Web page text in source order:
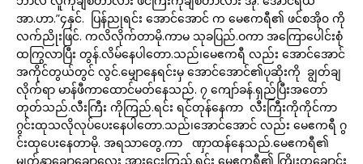
အာ.ဟာ.”၄နှင်. ပြန်ညုရင်း အောင်အောင် က မေဧကရီ၏ ဖင်စအို၀ ကို
လက်ညိုးဖြင်. ကလိလိုက်တာမို.ကာမ သုခပြည်.ဝကာ အကြောပေါင်းစုံ
ထကြွလာပြီး တွန်.လိမ်နေပါတော.သည်၊မေဧကရီ လည်း အောင်အောင်
အကိုင်တွယ်တွင် လွင်.မျှောနေရင်းမှ အောင်အောင်၏ပုဆိုးကို ချွတ်ချ
လိုက်ရာ မာန်ဖီကာထောင်မတ်နေသည်. ၇ ကျော်ခန်.ရှည်ပြီးအတော်
တုတ်သည်.လီးကြီး ကိုကြည်.ရင်း ရင်တုန်နေကာ လီးကြီးကိုကိုင်ကာ
ဂွင်းထုသလိုလုပ်ပေးနေပါတော.သည်၊အောင်အောင် လည်း မေဧကရီ ဂွ
င်းထုပေးနေတာမို. အရသာတွေ.ကာ ဏှာထန်နေသည်.မေဧကရီ၏
မျက်နှာချောချောလေး အားငေးကြည်.ရင်း မေဧကရီ၏ ကြိုးတချောင်း